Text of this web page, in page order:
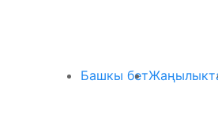
Башкы бет